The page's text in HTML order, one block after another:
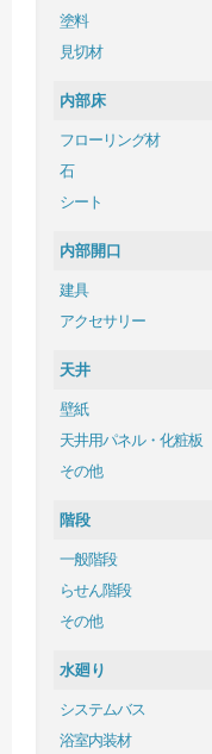
塗料
見切材
内部床
フローリング材
石
シート
内部開口
建具
アクセサリー
天井
壁紙
天井用パネル・化粧板
その他
階段
一般階段
らせん階段
その他
水廻り
システムバス
浴室内装材